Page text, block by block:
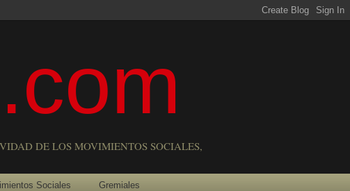
DE LOS MOVIMIENTOS SOCIALES,
Sociales Gremiales